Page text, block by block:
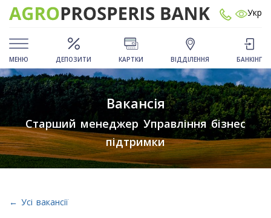
Укр
МЕНЮ ДЕПОЗИТИ КАРТКИ ВІДДІЛЕННЯ БАНКІНГ
Вакансія
Старший менеджер Управління бізнес
підтримки
← Усі вакансії